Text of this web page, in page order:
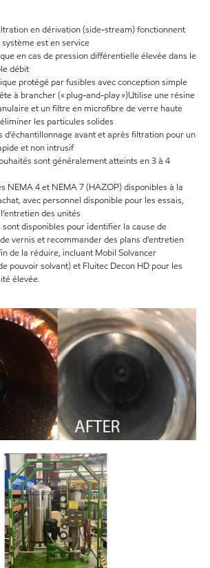
en dérivation (side-stream) fonctionnent
est en service
en cas de pression différentielle élevée dans le
débit
protégé par fusibles avec conception simple
à brancher (« plug-and-play »)Utilise une résine
et un filtre en microfibre de verre haute
les particules solides
d’échantillonnage avant et après filtration pour un
et non intrusif
sont généralement atteints en 3 à 4
NEMA 4 et NEMA 7 (HAZOP) disponibles à la
avec personnel disponible pour les essais,
des unités
sont disponibles pour identifier la cause de
vernis et recommander des plans d’entretien
de la réduire, incluant Mobil Solvancer
pouvoir solvant) et Fluitec Decon HD pour les
élevée.